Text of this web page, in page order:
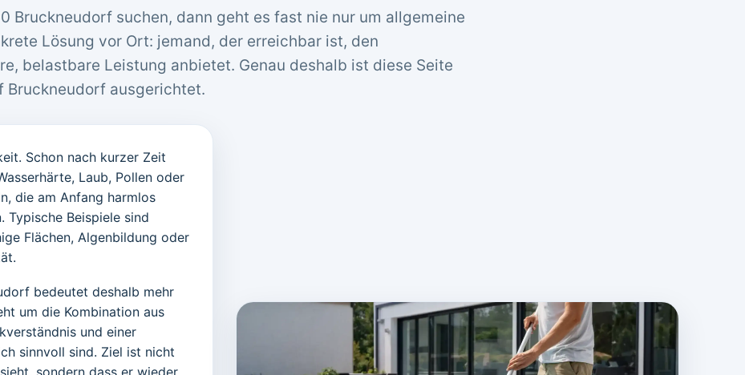
Bruckneudorf suchen, dann geht es fast nie nur um allgemeine
Lösung vor Ort: jemand, der erreichbar ist, den
belastbare Leistung anbietet. Genau deshalb ist diese Seite
Bruckneudorf ausgerichtet.
Schon nach kurzer Zeit
Laub, Pollen oder
die am Anfang harmlos
Typische Beispiele sind
Flächen, Algenbildung oder
bedeutet deshalb mehr
um die Kombination aus
und einer
sinnvoll sind. Ziel ist nicht
sondern dass er wieder